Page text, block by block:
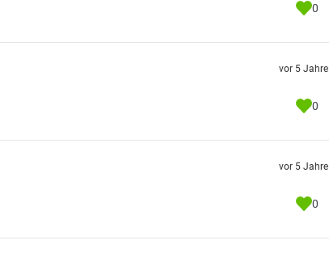
0
vor 5 Jahre
0
vor 5 Jahre
0